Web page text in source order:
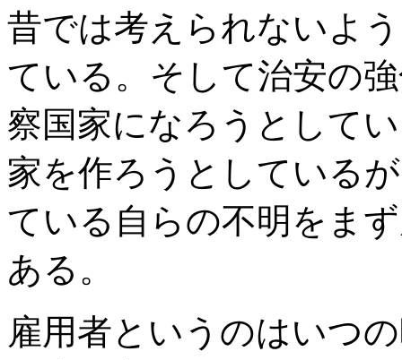
昔では考えられないよ
ている。そして治安の
察国家になろうとして
家を作ろうとしている
ている自らの不明をま
ある。
雇用者というのはいつ